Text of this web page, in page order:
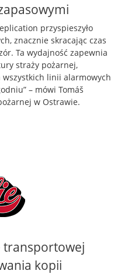
przyspieszyło
znacznie skracając czas
Ta wydajność zapewnia
straży pożarnej,
linii alarmowych
– mówi Tomáš
w Ostrawie.
transportowej
kopii